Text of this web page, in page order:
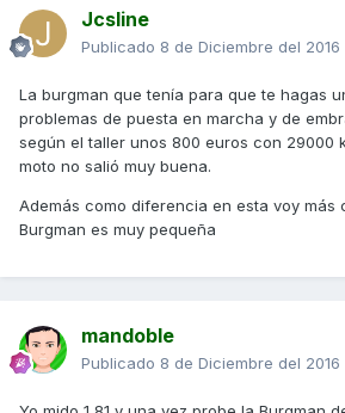
Jcsline
Publicado 8 de Diciembre del 2016
La burgman que tenía para que te hagas
problemas de puesta en marcha y de
según el taller unos 800 euros con 29000
moto no salió muy buena.
Además como diferencia en esta voy más
Burgman es muy pequeña
mandoble
Publicado 8 de Diciembre del 2016